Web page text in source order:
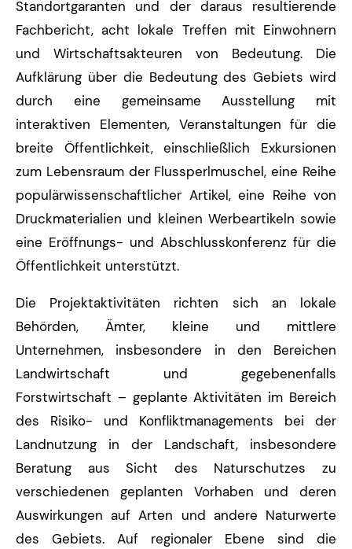
Standortgaranten und der daraus resultierende
Fachbericht, acht lokale Treffen mit Einwohnern
und Wirtschaftsakteuren von Bedeutung. Die
Aufklärung über die Bedeutung des Gebiets wird
durch eine gemeinsame Ausstellung mit
interaktiven Elementen, Veranstaltungen für die
breite Öffentlichkeit, einschließlich Exkursionen
zum Lebensraum der Flussperlmuschel, eine Reihe
populärwissenschaftlicher Artikel, eine Reihe von
Druckmaterialien und kleinen Werbeartikeln sowie
eine Eröffnungs- und Abschlusskonferenz für die
Öffentlichkeit unterstützt.
Die Projektaktivitäten richten sich an lokale
Behörden, Ämter, kleine und mittlere
Unternehmen, insbesondere in den Bereichen
Landwirtschaft und gegebenenfalls
Forstwirtschaft – geplante Aktivitäten im Bereich
des Risiko- und Konfliktmanagements bei der
Landnutzung in der Landschaft, insbesondere
Beratung aus Sicht des Naturschutzes zu
verschiedenen geplanten Vorhaben und deren
Auswirkungen auf Arten und andere Naturwerte
des Gebiets. Auf regionaler Ebene sind die